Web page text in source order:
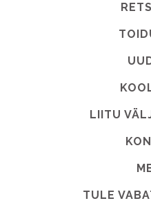
LIITU
TULE